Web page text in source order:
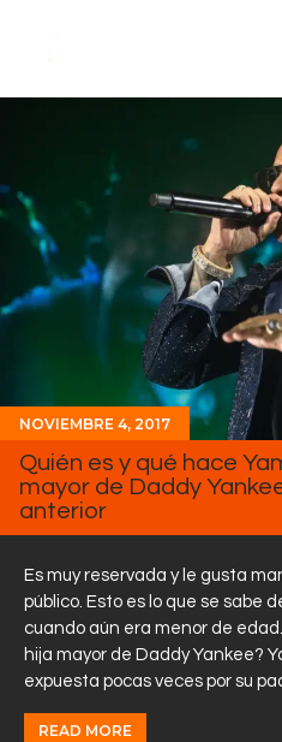
Inicio Real FM
Streaming
Descarga La
Programas
Noticias
Equipo
Sobre Nosotros
Contactos
NOVIEMBRE 4, 2017
Quién es y qué hace
mayor de Daddy
anterior
Es muy reservada y le gusta
público. Esto es lo que se sabe
cuando aún era menor de
hija mayor de Daddy Yankee?
expuesta pocas veces por su
READ MORE